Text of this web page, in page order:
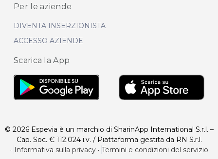
Per le aziende
DIVENTA INSERZIONISTA
ACCESSO AZIENDE
Scarica la App
© 2026 Espevia è un marchio di SharinApp International S.r.l. –
Cap. Soc. € 112.024 i.v. / Piattaforma gestita da RN S.r.l.
· Informativa sulla privacy· Termini e condizioni del servizio